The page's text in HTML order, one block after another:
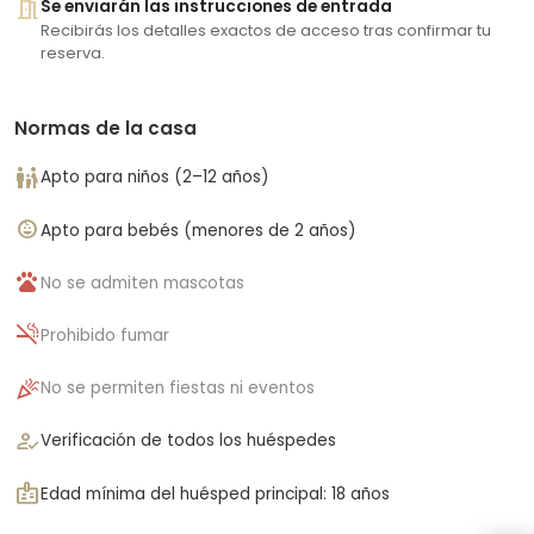
meeting_roomSe enviarán las instrucciones de entrada
Recibirás los detalles exactos de acceso tras confirmar tu
reserva.
Normas de la casa
family_restroomApto para niños (2–12 años)
child_careApto para bebés (menores de 2 años)
petsNo se admiten mascotas
smoke_freeProhibido fumar
celebrationNo se permiten fiestas ni eventos
how_to_regVerificación de todos los huéspedes
badgeEdad mínima del huésped principal: 18 años